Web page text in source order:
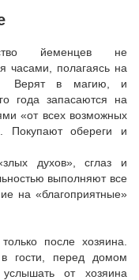
йеменцев не
часами, полагаясь на
Верят в магию, и
года запасаются на
«от всех возможных
Покупают обереги и
духов», сглаз и
выполняют все
на «благоприятные»
после хозяина.
гости, перед домом
от хозяина